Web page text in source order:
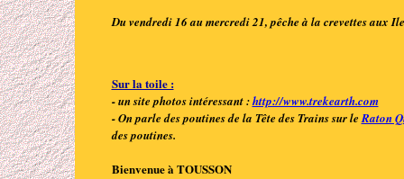
Du vendredi 16 au mercredi 21, pêche à la crevettes aux
Sur la toile :
- un site photos intéressant :http://www.trekearth.com
- On parle des poutines de la Tête des Trains sur leRaton
des poutines.
Bienvenue à TOUSSON